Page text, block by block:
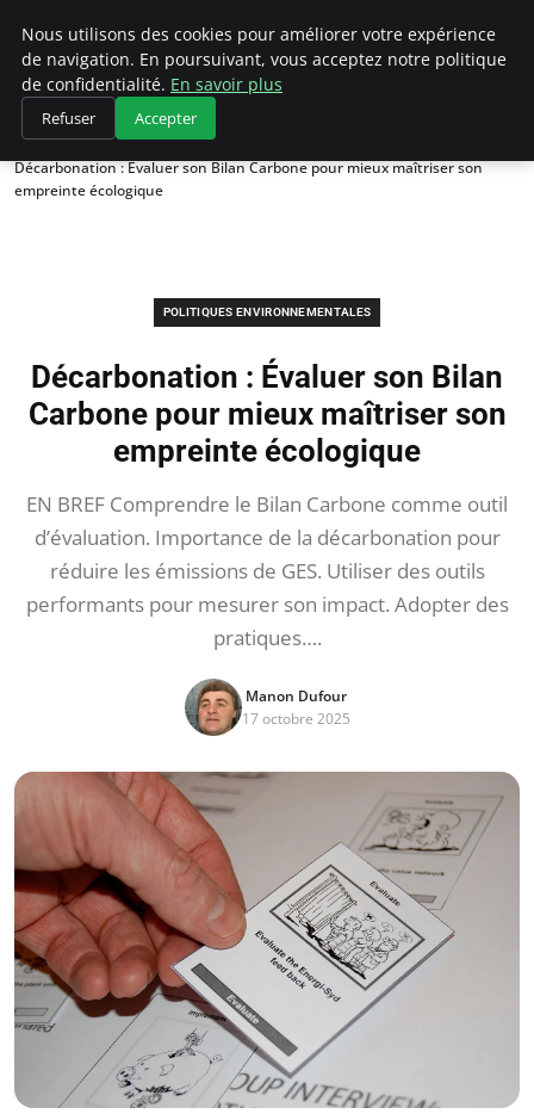
Climategatecountryclub.com
Accueil
Politiques environnementales
Décarbonation : Évaluer son Bilan Carbone pour mieux maîtriser son
empreinte écologique
POLITIQUES ENVIRONNEMENTALES
Décarbonation : Évaluer son Bilan
Carbone pour mieux maîtriser son
empreinte écologique
EN BREF Comprendre le Bilan Carbone comme outil
d’évaluation. Importance de la décarbonation pour
réduire les émissions de GES. Utiliser des outils
performants pour mesurer son impact. Adopter des
pratiques….
Manon Dufour
17 octobre 2025
Nous utilisons des cookies pour améliorer votre expérience
de navigation. En poursuivant, vous acceptez notre politique
de confidentialité. En savoir plus
Refuser Accepter